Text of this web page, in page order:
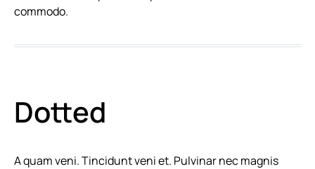
commodo.
Dotted
A quam veni. Tincidunt veni et. Pulvinar nec magnis